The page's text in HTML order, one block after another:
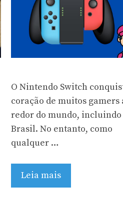
O Nintendo Switch
coração de muitos gamers
redor do mundo, incluindo
Brasil. No entanto, como
qualquer …
Leia mais